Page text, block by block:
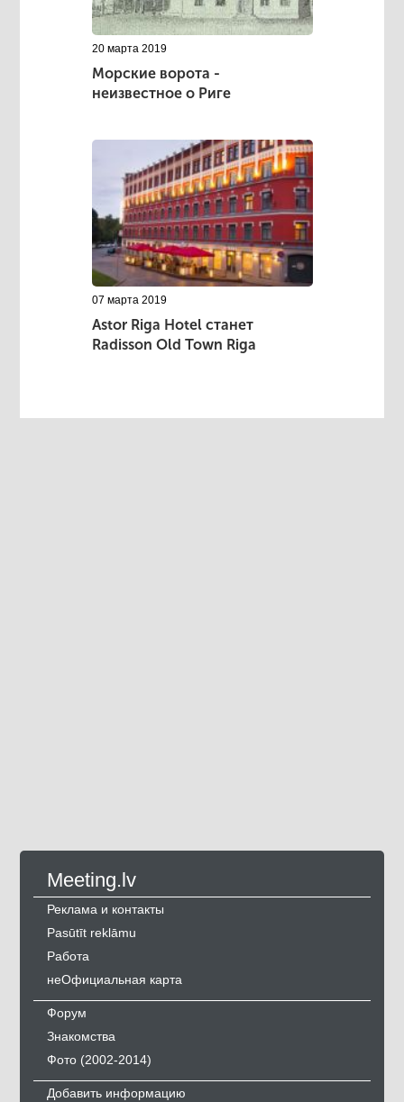
20 марта 2019
Морские ворота -
неизвестное о Риге
07 марта 2019
Astor Riga Hotel станет
Radisson Old Town Riga
Meeting.lv
Реклама и контакты
Pasūtīt reklāmu
Работа
неОфициальная карта
Форум
Знакомства
Фото (2002-2014)
Добавить информацию